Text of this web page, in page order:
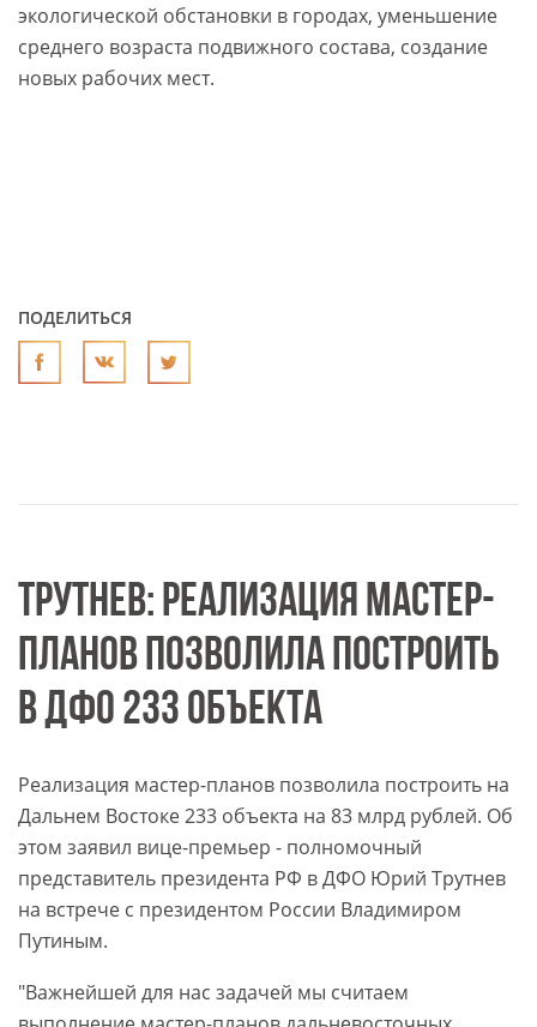
экологической обстановки в городах, уменьшение
среднего возраста подвижного состава, создание
новых рабочих мест.
ПОДЕЛИТЬСЯ
ТРУТНЕВ: РЕАЛИЗАЦИЯ МАСТЕР-
ПЛАНОВ ПОЗВОЛИЛА ПОСТРОИТЬ
В ДФО 233 ОБЪЕКТА
Реализация мастер-планов позволила построить на
Дальнем Востоке 233 объекта на 83 млрд рублей. Об
этом заявил вице-премьер - полномочный
представитель президента РФ в ДФО Юрий Трутнев
на встрече с президентом России Владимиром
Путиным.
"Важнейшей для нас задачей мы считаем